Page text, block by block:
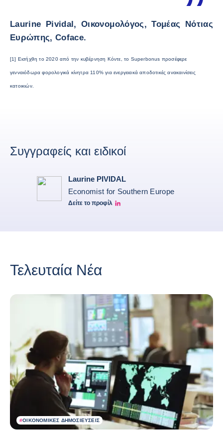
Laurine Pividal, Οικονομολόγος, Τομέας Νότιας
Ευρώπης, Coface.
[1] Εισήχθη το 2020 από την κυβέρνηση Κόντε, το Superbonus προσέφερε
γενναιόδωρα φορολογικά κίνητρα 110% για ενεργειακά αποδοτικές ανακαινίσεις
κατοικιών.
Συγγραφείς και ειδικοί
Laurine PIVIDAL
Economist for Southern Europe
Δείτε το προφίλ
Laurine Pividal Linkedin
Τελευταία Νέα
#ΟΙΚΟΝΟΜΙΚΈΣ ΔΗΜΟΣΙΕΎΣΕΙΣ